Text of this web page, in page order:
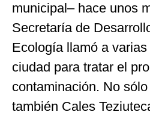
municipal– hace unos
Secretaría de
Ecología llamó a
ciudad para tratar el
contaminación. No
también Cales